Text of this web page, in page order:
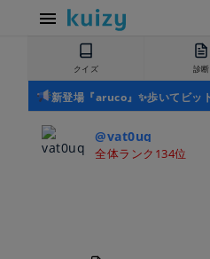
クイズ 診断
新登場『aruco』✨歩いてビッ
@vat0uq
全体ランク134位